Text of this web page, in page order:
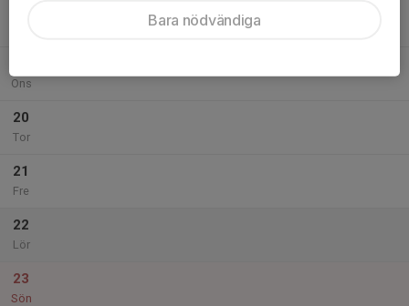
Ons
20
Tor
21
Fre
22
Lör
23
Sön
Bara nödvändiga